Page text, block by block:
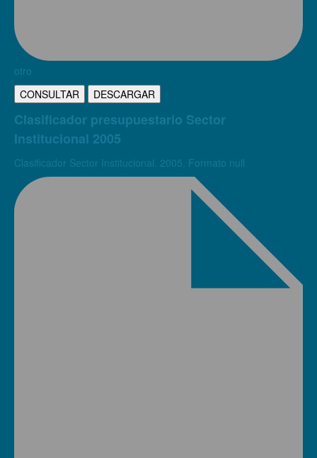
otro
CONSULTAR
DESCARGAR
Clasificador presupuestario Sector
Institucional 2005
Clasificador Sector Institucional. 2005. Formato null